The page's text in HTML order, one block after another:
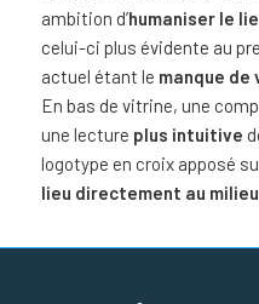
ambition d’humaniser le
celui-ci plus évidente au
actuel étant le manque
En bas de vitrine, une
une lecture plus intuitive
logotype en croix apposé
lieu directement au